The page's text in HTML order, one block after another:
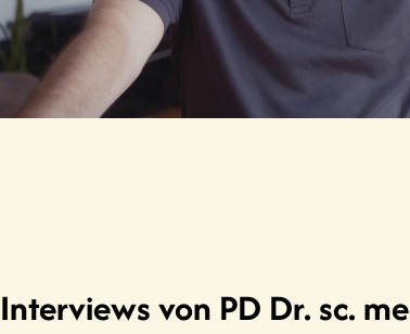
Interviews von PD Dr. sc.